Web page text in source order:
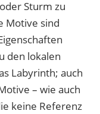
Sturm zu
Motive sind
den lokalen
Labyrinth; auch
– wie auch
keine Referenz